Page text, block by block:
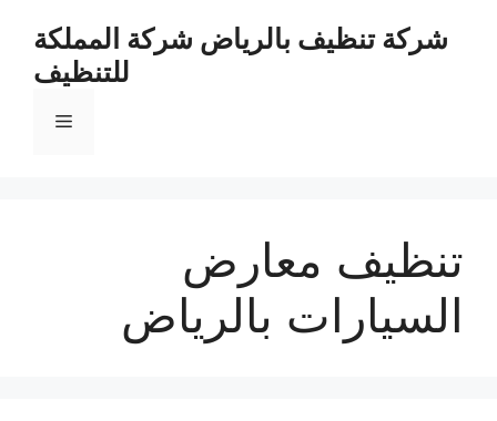
شركة تنظيف بالرياض شركة المملكة
للتنظيف
القائمة
تنظيف معارض
السيارات بالرياض